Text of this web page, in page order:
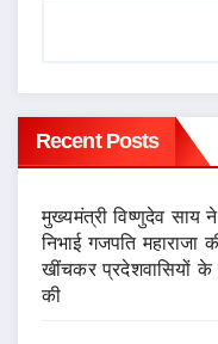
Recent Posts
मुख्यमंत्री विष्णुदेव साय
निभाई गजपति महाराजा
खींचकर प्रदेशवासियों
की